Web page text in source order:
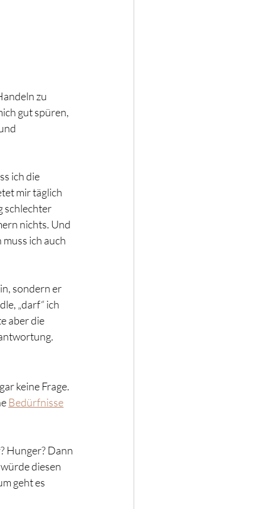
zu
gut spüren,
ich die
mir täglich
schlechter
nichts. Und
ich auch
sondern er
„darf“ ich
aber die
keine Frage.
Bedürfnisse
Hunger? Dann
diesen
geht es